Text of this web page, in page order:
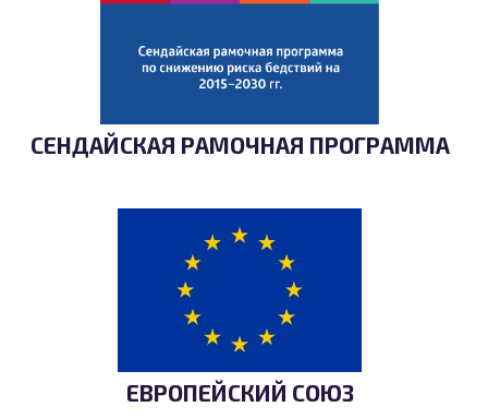
СЕНДАЙСКАЯ РАМОЧНАЯ ПРОГРАММА
ЕВРОПЕЙСКИЙ СОЮЗ